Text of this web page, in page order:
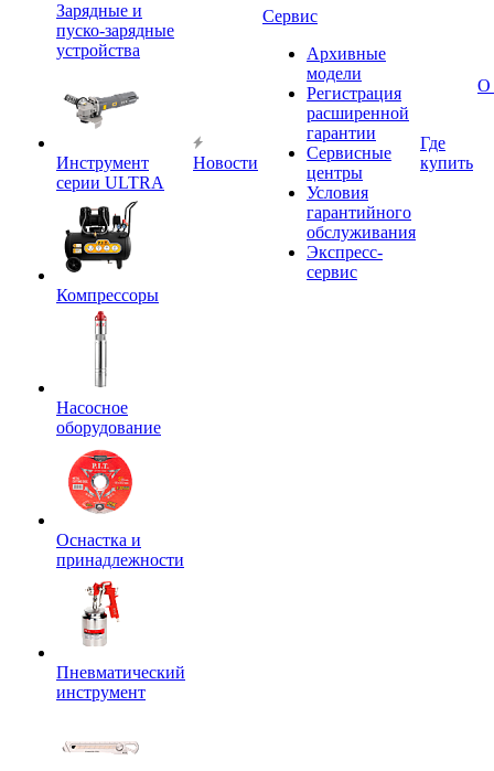
Зарядные и
пуско-зарядные
устройства
Инструмент
серии ULTRA
Компрессоры
Насосное
оборудование
Оснастка и
принадлежности
Пневматический
инструмент
Новости
Сервис
Архивные
модели
Регистрация
расширенной
гарантии
Сервисные
центры
Условия
гарантийного
обслуживания
Экспресс-
сервис
Где
купить
О